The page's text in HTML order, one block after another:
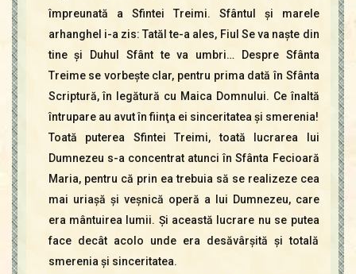
împreunată a Sfintei Treimi. Sfântul şi marele
arhanghel i-a zis: Tatăl te-a ales, Fiul Se va naşte din
tine şi Duhul Sfânt te va umbri… Despre Sfânta
Treime se vorbeşte clar, pentru prima dată în Sfânta
Scriptură, în legătură cu Maica Domnului. Ce înaltă
întrupare au avut în fiinţa ei sinceritatea şi smerenia!
Toată puterea Sfintei Treimi, toată lucrarea lui
Dumnezeu s-a concentrat atunci în Sfânta Fecioară
Maria, pentru că prin ea trebuia să se realizeze cea
mai uriaşă şi veşnică operă a lui Dumnezeu, care
era mântuirea lumii. Şi această lucrare nu se putea
face decât acolo unde era desăvârşită şi totală
smerenia şi sinceritatea.